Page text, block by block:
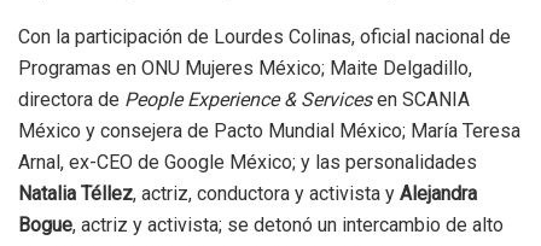
Con la participación de Lourdes Colinas, oficial nacional de
Programas en ONU Mujeres México; Maite Delgadillo,
directora de People Experience & Servicesen SCANIA
México y consejera de Pacto Mundial México; María Teresa
Arnal, ex-CEO de Google México; y las personalidades
Natalia Téllez, actriz, conductora y activista y Alejandra
Bogue, actriz y activista; se detonó un intercambio de alto